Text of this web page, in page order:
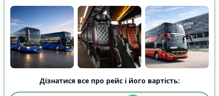
Дізнатися все про рейс і його вартість: